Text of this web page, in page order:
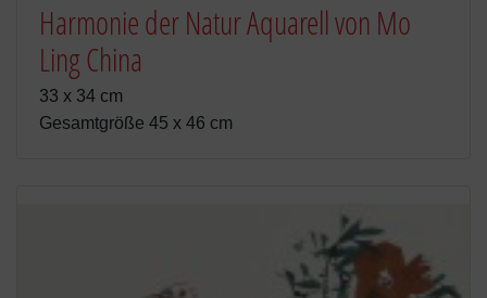
Harmonie der Natur Aquarell von Mo
Ling China
33 x 34 cm
Gesamtgröße 45 x 46 cm